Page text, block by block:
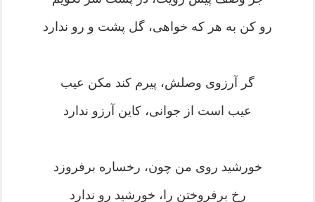
ﺭﻭ ﮐﻦ ﺑﻪ ﻫﺮ ﮐﻪ ﺧﻮﺍﻫﯽ، ﮔﻞ ﭘﺸﺖ ﻭ ﺭﻭ ﻧﺪﺍﺭﺩ
ﮔﺮ ﺁﺭﺯﻭﯼ ﻭﺻﻠﺶ، ﭘﯿﺮﻡ ﮐﻨﺪ ﻣﮑﻦ ﻋﯿﺐ
ﻋﯿﺐ ﺍﺳﺖ ﺍﺯ ﺟﻮﺍﻧﯽ، ﮐﺎﯾﻦ ﺁﺭﺯﻭ ﻧﺪﺍﺭﺩ
ﺧﻮﺭﺷﯿﺪ ﺭﻭﯼ ﻣﻦ ﭼﻮﻥ، ﺭﺧﺴﺎﺭﻩ ﺑﺮﻓﺮﻭﺯﺩ
ﺭﺥ ﺑﺮﻓﺮﻭﺧﺘﻦ ﺭﺍ، ﺧﻮﺭﺷﯿﺪ ﺭﻭ ﻧﺪﺍﺭﺩ